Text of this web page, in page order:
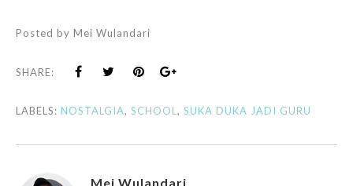
Posted by Mei Wulandari
SHARE:
LABELS: NOSTALGIA, SCHOOL , SUKA DUKA JADI GURU
Mei Wulandari